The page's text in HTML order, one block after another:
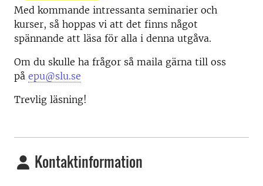
Med kommande intressanta seminarier och
kurser, så hoppas vi att det finns något
spännande att läsa för alla i denna utgåva.
Om du skulle ha frågor så maila gärna till oss
på epu@slu.se
Trevlig läsning!
Kontaktinformation